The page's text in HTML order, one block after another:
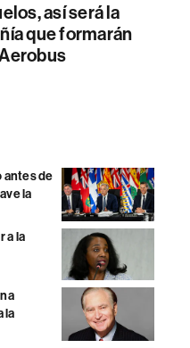
así será la
que formarán
antes de
la
a la
la